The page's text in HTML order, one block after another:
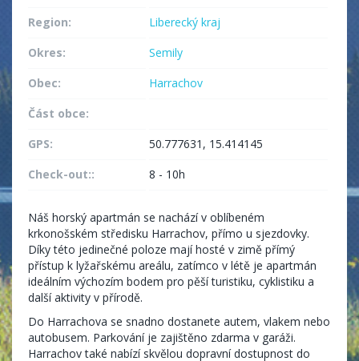
Region:
Liberecký kraj
Okres:
Semily
Obec:
Harrachov
Část obce:
GPS:
50.777631, 15.414145
Check-out::
8 - 10h
Náš horský apartmán se nachází v oblíbeném
krkonošském středisku Harrachov, přímo u sjezdovky.
Díky této jedinečné poloze mají hosté v zimě přímý
přístup k lyžařskému areálu, zatímco v létě je apartmán
ideálním výchozím bodem pro pěší turistiku, cyklistiku a
další aktivity v přírodě.
Do Harrachova se snadno dostanete autem, vlakem nebo
autobusem. Parkování je zajištěno zdarma v garáži.
Harrachov také nabízí skvělou dopravní dostupnost do